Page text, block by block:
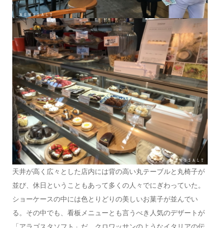
天井が高く広々とした店内には背の高い丸テーブルと丸椅子が
並び、休日ということもあって多くの人々でにぎわっていた。
ショーケースの中には色とりどりの美しいお菓子が並んでい
る。その中でも、看板メニューとも言うべき人気のデザートが